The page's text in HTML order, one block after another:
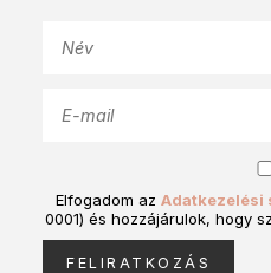
Elfogadom az Adatkezelési
0001) és hozzájárulok, hogy